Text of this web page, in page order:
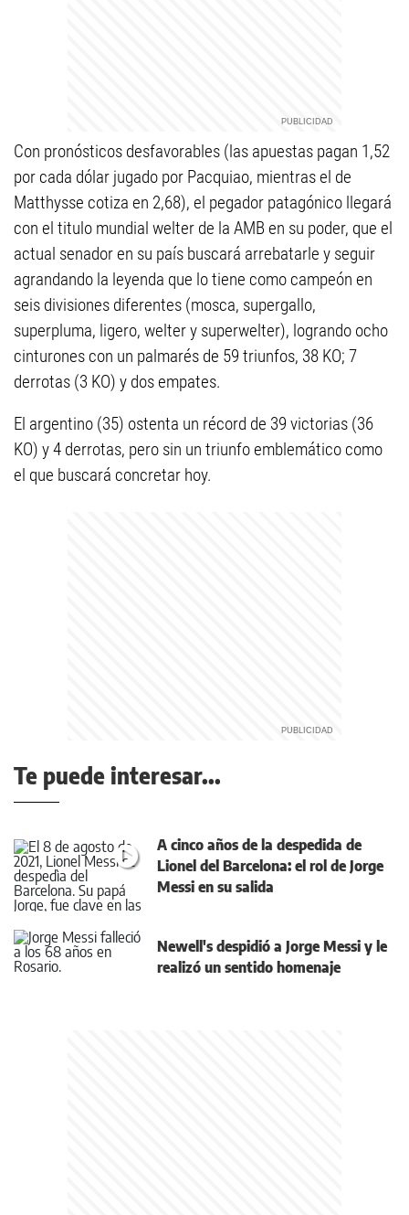
Con pronósticos desfavorables (las apuestas pagan 1,52
por cada dólar jugado por Pacquiao, mientras el de
Matthysse cotiza en 2,68), el pegador patagónico llegará
con el titulo mundial welter de la AMB en su poder, que el
actual senador en su país buscará arrebatarle y seguir
agrandando la leyenda que lo tiene como campeón en
seis divisiones diferentes (mosca, supergallo,
superpluma, ligero, welter y superwelter), logrando ocho
cinturones con un palmarés de 59 triunfos, 38 KO; 7
derrotas (3 KO) y dos empates.
El argentino (35) ostenta un récord de 39 victorias (36
KO) y 4 derrotas, pero sin un triunfo emblemático como
el que buscará concretar hoy.
Te puede interesar...
A cinco años de la despedida de
Lionel del Barcelona: el rol de Jorge
Messi en su salida
Newell's despidió a Jorge Messi y le
realizó un sentido homenaje